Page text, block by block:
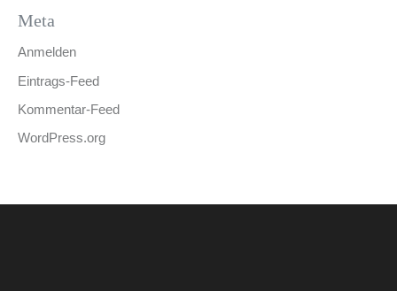
Meta
Anmelden
Eintrags-Feed
Kommentar-Feed
WordPress.org